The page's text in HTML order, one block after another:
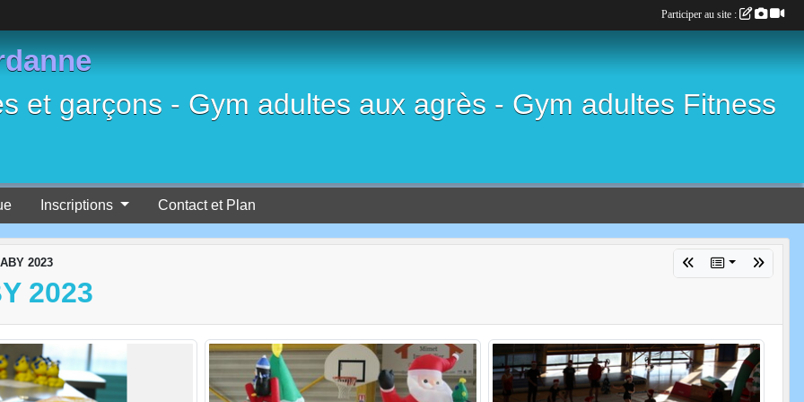
et garçons - Gym adultes aux agrès - Gym adultes Fitness
Inscriptions Contact et Plan
2023
2023
Participer au site :